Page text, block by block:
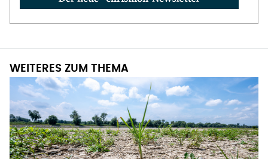
WEITERES ZUM THEMA